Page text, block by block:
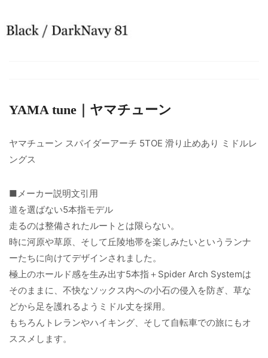
YAMA tune｜ヤマチューン
ヤマチューン スパイダーアーチ 5TOE 滑り止めあり ミドルレ
ングス
■メーカー説明文引用
道を選ばない5本指モデル
走るのは整備されたルートとは限らない。
時に河原や草原、そして丘陵地帯を楽しみたいというランナ
ーたちに向けてデザインされました。
極上のホールド感を生み出す5本指＋Spider Arch Systemは
そのままに、不快なソックス内への小石の侵入を防ぎ、草な
どから足を護れるようミドル丈を採用。
もちろんトレランやハイキング、そして自転車での旅にもオ
ススメします。